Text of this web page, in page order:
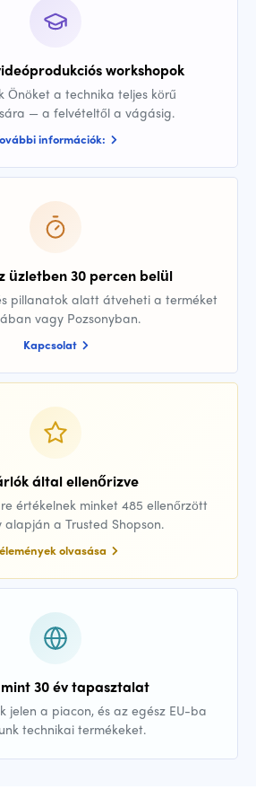
workshopok
Önöket a technika teljes körű
— a felvételtől a vágásig.
információk:
üzletben 30 percen belül
pillanatok alatt átveheti a terméket
vagy Pozsonyban.
Kapcsolat
által ellenőrizve
értékelnek minket 485 ellenőrzött
alapján a Trusted Shopson.
olvasása
30 év tapasztalat
jelen a piacon, és az egész EU-ba
technikai termékeket.